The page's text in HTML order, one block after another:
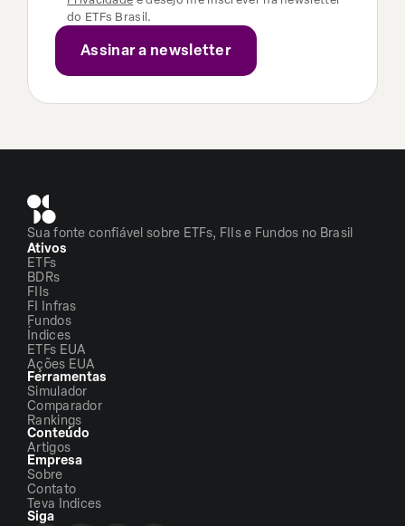
do ETFs Brasil.
Sua fonte confiável sobre ETFs, FIIs e Fundos no Brasil
Ativos
ETFs
BDRs
FIIs
FI Infras
Fundos
Índices
ETFs EUA
Ações EUA
Ferramentas
Simulador
Comparador
Rankings
Conteúdo
Artigos
Empresa
Sobre
Contato
Teva Indices
Siga